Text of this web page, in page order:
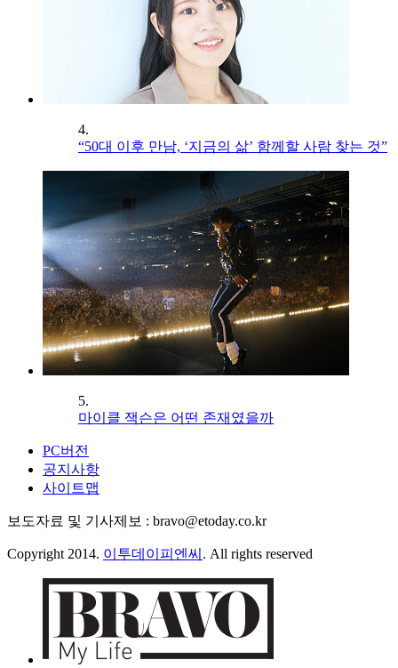
4.
“50대 이후 만남, ‘지금의 삶’ 함께할 사람 찾는 것”
5.
마이클 잭슨은 어떤 존재였을까
PC버전
공지사항
사이트맵
보도자료 및 기사제보 : bravo@etoday.co.kr
Copyright 2014. 이투데이피엔씨 . All rights reserved